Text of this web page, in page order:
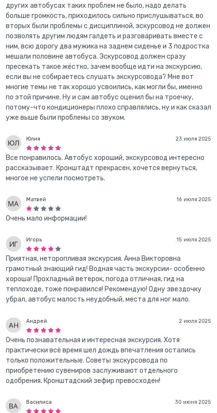
других автобусах таких проблем не было, надо делать
больше громкость, приходилось сильно прислушываться, во
вторых были проблемы с дисциплиной, эскурсовод не должен
позволять другим людям галдеть и разговаривать вместе c
ним, всю дорогу два мужика на заднем сиденье и 3 подростка
мешали половине автобуса. Эскурсовод должен сразу
пресекать такое жёстко, зачем вообще идти на экскурсию,
если вы не собираетесь слушать экскурсовода? Мне вот
многие темы не так хорошо усвоились, как могли бы, именно
по этой причине. Ну и сам автобус оценил бы на троечку,
потому-что кондиционеры плохо справлялись, ну и как сказал
уже выше были проблемы со звуком.
23 июля 2025
Юлия
Все понравилось. Автобус хороший, экскурсовод интересно
рассказывает. Кронштадт прекрасен, хочется вернуться,
многое не успели посмотреть.
16 июля 2025
Матвей
Очень мало информации!
15 июля 2025
Игорь
Приятная, неторопливая экскурсия. Анна Викторовна
грамотный знающий гид! Водная часть экскурсии- особенно
хороша! Прохладный ветерок, погода отличная, гид на
теплоходе, тоже понравился! Рекомендую! Одну звездочку
убрал, автобус малость неудобный, места для ног мало.
2 июля 2025
Андрей
Очень познавательная и интересная экскурсия. Хотя
практически всё время шел дождь впечатления остались
только положительные. Советы экскурсовода по
приобретению сувениров заслуживают отдельного
одобрения. Кронштадский зефир превосходен!
30 июня 2025
Василиса